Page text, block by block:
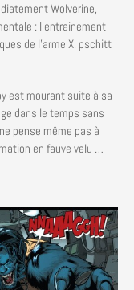
Wolverine,
: l’entrainement
de l’arme X, pschitt
est mourant suite à sa
dans le temps sans
pense même pas à
en fauve velu …